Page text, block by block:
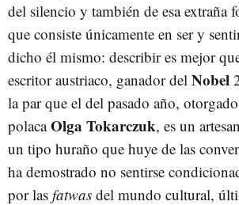
del silencio y también de esa extraña
que consiste únicamente en ser y
dicho él mismo: describir es mejor
escritor austriaco, ganador del Nobel
la par que el del pasado año,
polacaOlga Tokarczuk, es un
un tipo huraño que huye de las
ha demostrado no sentirse
por las fatwas del mundo cultural,